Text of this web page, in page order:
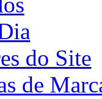
do Site
de